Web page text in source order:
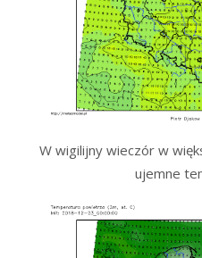
W wigilijny wieczór w
ujemne